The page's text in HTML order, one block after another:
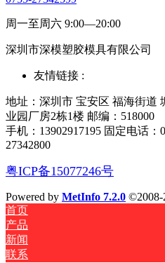
周一至周六 9:00—20:00
深圳市深模塑胶模具有限公司
友情链接 :
地址：深圳市 宝安区 福海街道
业园厂房2栋1楼 邮编：518000
手机：13902917195 固定电话：
27342800
粤ICP备15077246号
Powered by MetInfo 7.2.0 ©2008-
首页
产品
新闻
联系